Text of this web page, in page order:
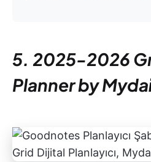
5. 2025-2026
Planner by